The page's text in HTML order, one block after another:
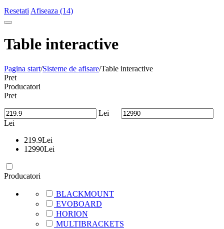
Resetati Afiseaza (14)
Table interactive
Pagina start/Sisteme de afisare/Table interactive
Pret
Producatori
Pret
Lei –
Lei
219.9Lei
12990Lei
Producatori
BLACKMOUNT
EVOBOARD
HORION
MULTIBRACKETS